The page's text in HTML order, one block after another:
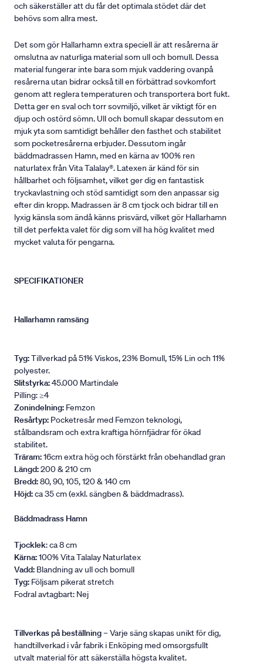
och säkerställer att du får det optimala stödet där det
behövs som allra mest.
Det som gör Hallarhamn extra speciell är att resårerna är
omslutna av naturliga material som ull och bomull. Dessa
material fungerar inte bara som mjuk vaddering ovanpå
resårerna utan bidrar också till en förbättrad sovkomfort
genom att reglera temperaturen och transportera bort fukt.
Detta ger en sval och torr sovmiljö, vilket är viktigt för en
djup och ostörd sömn. Ull och bomull skapar dessutom en
mjuk yta som samtidigt behåller den fasthet och stabilitet
som pocketresårerna erbjuder. Dessutom ingår
bäddmadrassen Hamn, med en kärna av 100% ren
naturlatex från Vita Talalay®. Latexen är känd för sin
hållbarhet och följsamhet, vilket ger dig en fantastisk
tryckavlastning och stöd samtidigt som den anpassar sig
efter din kropp. Madrassen är 8 cm tjock och bidrar till en
lyxig känsla som ändå känns prisvärd, vilket gör Hallarhamn
till det perfekta valet för dig som vill ha hög kvalitet med
mycket valuta för pengarna.
SPECIFIKATIONER
Hallarhamn ramsäng
Tyg:Tillverkad på 51% Viskos, 23% Bomull, 15% Lin och 11%
polyester.
Slitstyrka:45.000 Martindale
Pilling: ≥4
Zonindelning: Femzon
Resårtyp: Pocketresår med Femzon teknologi,
stålbandsram och extra kraftiga hörnfjädrar för ökad
stabilitet.
Träram:16cm extra hög och förstärkt från obehandlad gran
Längd:200 & 210 cm
Bredd:80, 90, 105, 120 & 140 cm
Höjd:ca 35 cm (exkl. sängben & bäddmadrass).
Bäddmadrass Hamn
Tjocklek: ca 8 cm
Kärna:100% Vita Talalay Naturlatex
Vadd: Blandning av ull och bomull
Tyg: Följsam pikerat stretch
Fodral avtagbart: Nej
Tillverkas på beställning– Varje säng skapas unikt för dig,
handtillverkad i vår fabrik i Enköping med omsorgsfullt
utvalt material för att säkerställa högsta kvalitet.